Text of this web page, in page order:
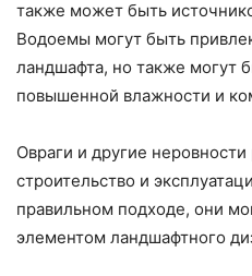
также может быть
Водоемы могут быть
ландшафта, но также могут
повышенной влажности и
Овраги и другие
строительство и
правильном подходе, они
элементом ландшафтного